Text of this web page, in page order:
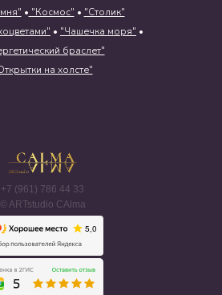
© ARTstudio CAlma
+7 (961) 786 44 33
• "Космос" • "Столик"
• "Чашечка моря" •
браслет"
на холсте"